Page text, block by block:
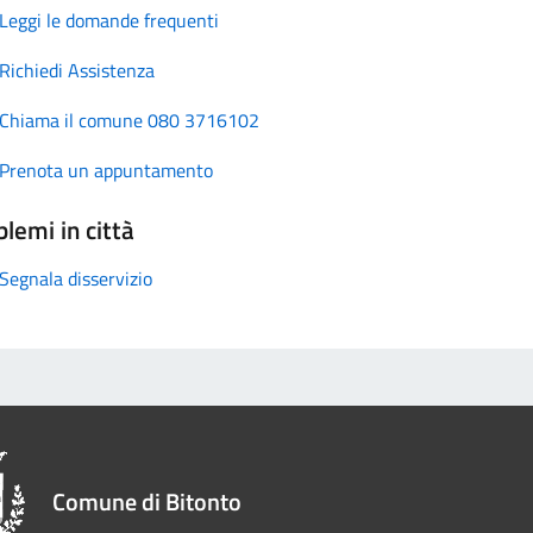
Leggi le domande frequenti
Richiedi Assistenza
Chiama il comune 080 3716102
Prenota un appuntamento
in città
Segnala disservizio
Comune di Bitonto